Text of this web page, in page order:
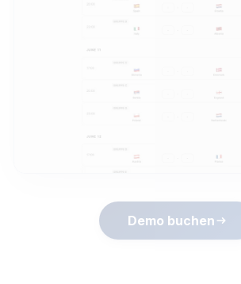
Demo buchen